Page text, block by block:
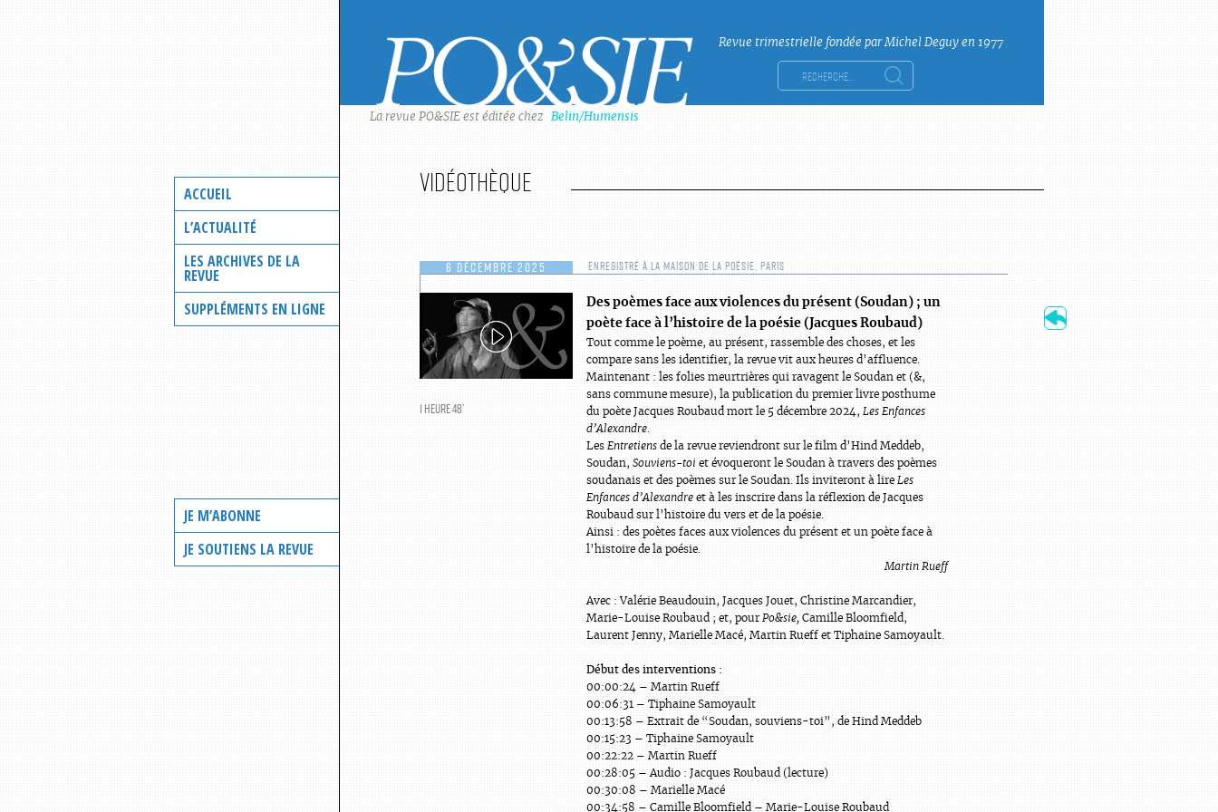
ACCUEIL
L’ACTUALITÉ
LES ARCHIVES DE LA
REVUE
SUPPLÉMENTS EN LIGNE
JE M’ABONNE
JE SOUTIENS LA REVUE
Revue trimestrielle fondée par Michel Deguy en 1977
Rechercher :
La revue PO&SIE est éditée chez Belin/Humensis
Vidéothèque
6 DÉCEMBRE 2025 ENREGISTRÉ À LA MAISON DE LA POÉSIE, PARIS
1 HEURE 48’
Des poèmes face aux violences du présent (Soudan) ; un
poète face à l’histoire de la poésie (Jacques Roubaud)
Tout comme le poème, au présent, rassemble des choses, et les
compare sans les identifier, la revue vit aux heures d’affluence.
Maintenant : les folies meurtrières qui ravagent le Soudan et (&,
sans commune mesure), la publication du premier livre posthume
du poète Jacques Roubaud mort le 5 décembre 2024, Les Enfances
d’Alexandre
Les Entretiens de la revue reviendront sur le film d’Hind Meddeb,
Soudan, Souviens-toi et évoqueront le Soudan à travers des poèmes
soudanais et des poèmes sur le Soudan. Ils inviteront à lire Les
Enfances d’Alexandre et à les inscrire dans la réflexion de Jacques
Roubaud sur l’histoire du vers et de la poésie.
Ainsi : des poètes faces aux violences du présent et un poète face à
l’histoire de la poésie.
Martin Rueff
Avec : Valérie Beaudouin, Jacques Jouet, Christine Marcandier,
Marie-Louise Roubaud ; et, pour Po&sie, Camille Bloomfield,
Laurent Jenny, Marielle Macé, Martin Rueff et Tiphaine Samoyault.
Début des interventions :
00:00:24 – Martin Rueff
00:06:31 – Tiphaine Samoyault
00:13:58 – Extrait de “Soudan, souviens-toi”, de Hind Meddeb
00:15:23 – Tiphaine Samoyault
00:22:22 – Martin Rueff
00:28:05 – Audio : Jacques Roubaud (lecture)
00:30:08 – Marielle Macé
00:34:58 – Camille Bloomfield – Marie-Louise Roubaud